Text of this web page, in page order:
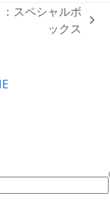
スペシャルボ
ックス